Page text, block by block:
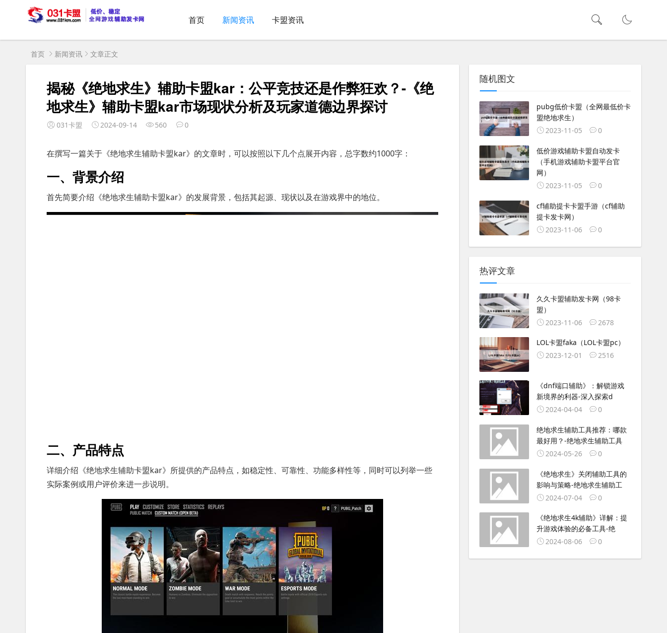
首页 新闻资讯 卡盟资讯
首页 新闻资讯 文章正文
揭秘《绝地求生》辅助卡盟kar：公平竞技还是作弊狂欢？-《绝
地求生》辅助卡盟kar市场现状分析及玩家道德边界探讨
031卡盟 2024-09-14 560 0
在撰写一篇关于《绝地求生辅助卡盟kar》的文章时，可以按照以下几个点展开内容，总字数约1000字：
一、背景介绍
首先简要介绍《绝地求生辅助卡盟kar》的发展背景，包括其起源、现状以及在游戏界中的地位。
二、产品特点
详细介绍《绝地求生辅助卡盟kar》所提供的产品特点，如稳定性、可靠性、功能多样性等，同时可以列举一些
实际案例或用户评价来进一步说明。
随机图文
pubg低价卡盟（全网最低价卡
盟绝地求生）
2023-11-05
0
低价游戏辅助卡盟自动发卡
（手机游戏辅助卡盟平台官
网）
2023-11-05
0
cf辅助提卡卡盟手游（cf辅助
提卡发卡网）
2023-11-06
0
热评文章
久久卡盟辅助发卡网（98卡
盟）
2023-11-06
2678
LOL卡盟faka（LOL卡盟pc）
2023-12-01
2516
《dnf端口辅助》：解锁游戏
新境界的利器-深入探索d
2024-04-04
0
绝地求生辅助工具推荐：哪款
最好用？-绝地求生辅助工具
2024-05-26
0
《绝地求生》关闭辅助工具的
影响与策略-绝地求生辅助工
2024-07-04
0
《绝地求生4k辅助》详解：提
升游戏体验的必备工具-绝
2024-08-06
0